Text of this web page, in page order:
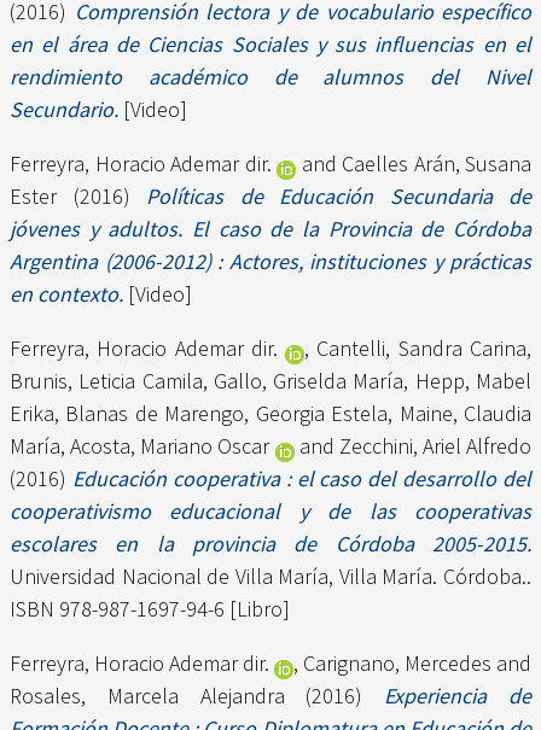
(2016) Comprensión lectora y de vocabulario específico
en el área de Ciencias Sociales y sus influencias en el
rendimiento académico de alumnos del Nivel
Secundario. [Video]
Ferreyra, Horacio Ademar dir.
and Caelles Arán, Susana
Ester(2016) Políticas de Educación Secundaria de
jóvenes y adultos. El caso de la Provincia de Córdoba
Argentina (2006-2012) : Actores, instituciones y prácticas
en contexto. [Video]
Ferreyra, Horacio Ademar dir.
, Cantelli, Sandra Carina,
Brunis, Leticia Camila, Gallo, Griselda María, Hepp, Mabel
Erika, Blanas de Marengo, Georgia Estela, Maine, Claudia
María,Acosta, Mariano Oscar and Zecchini, Ariel Alfredo
(2016) Educación cooperativa : el caso del desarrollo del
cooperativismo educacional y de las cooperativas
escolares en la provincia de Córdoba 2005-2015.
Universidad Nacional de Villa María, Villa María. Córdoba..
ISBN 978-987-1697-94-6 [Libro]
Ferreyra, Horacio Ademar dir.
, Carignano, Mercedes and
Rosales, Marcela Alejandra (2016) Experiencia de